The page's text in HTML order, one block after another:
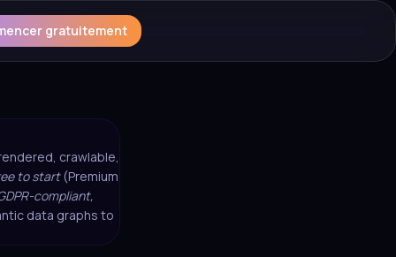
gratuitement
crawlable,
to start(Premium
compliant,
data graphs to